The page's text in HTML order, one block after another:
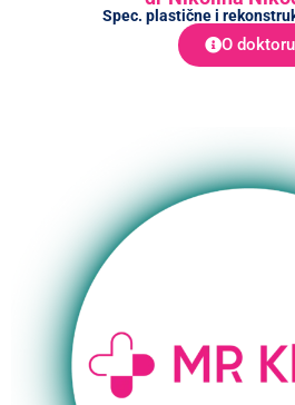
Spec. plastične i
O doktoru